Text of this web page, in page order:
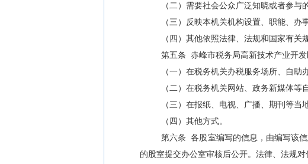
（二）需要社会公众广泛知晓或者参与
（三）反映本机关机构设置、职能、办
（四）其他依照法律、法规和国家有关
第五条 赤峰市税务局高新技术产业开
（一）在税务机关办税服务场所、自
（二）在税务机关网站、政务新媒体
（三）在报纸、电视、广播、期刊等当
（四）其他方式。
第六条
各股室编写的信息，由编写该
的股室提交办公室审核后公开。法律、法规